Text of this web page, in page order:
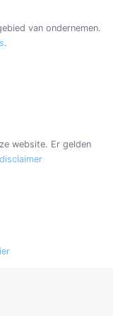
van ondernemen.
.
website. Er gelden